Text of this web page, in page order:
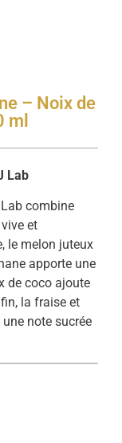
– Noix de
ml
Lab
Lab combine
et
le melon juteux
apporte une
de coco ajoute
la fraise et
note sucrée